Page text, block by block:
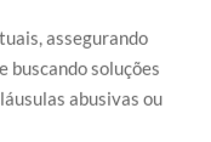
assegurando
buscando soluções
abusivas ou
respeitados e
casos de
abusivas ou